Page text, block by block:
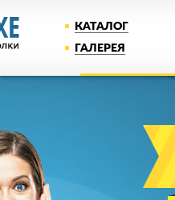
КАТАЛОГ
ГАЛЕРЕЯ